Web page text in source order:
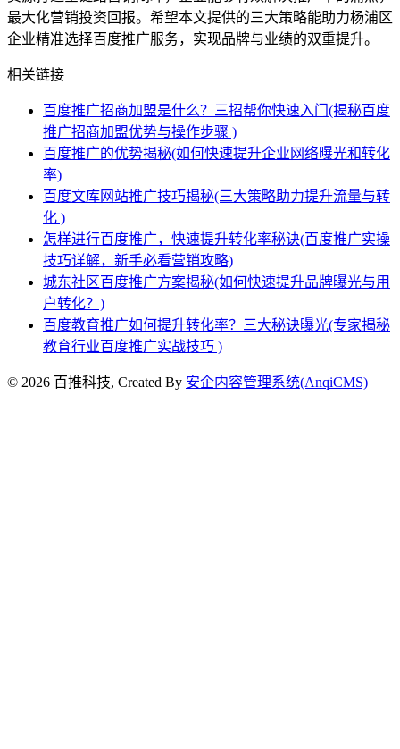
最大化营销投资回报。希望本文提供的三大策略能助力杨浦区
企业精准选择百度推广服务，实现品牌与业绩的双重提升。
相关链接
百度推广招商加盟是什么？三招帮你快速入门(揭秘百度
推广招商加盟优势与操作步骤 )
百度推广的优势揭秘(如何快速提升企业网络曝光和转化
率)
百度文库网站推广技巧揭秘(三大策略助力提升流量与转
化 )
怎样进行百度推广，快速提升转化率秘诀(百度推广实操
技巧详解，新手必看营销攻略)
城东社区百度推广方案揭秘(如何快速提升品牌曝光与用
户转化？)
百度教育推广如何提升转化率？三大秘诀曝光(专家揭秘
教育行业百度推广实战技巧 )
© 2026 百推科技, Created By 安企内容管理系统(AnqiCMS)